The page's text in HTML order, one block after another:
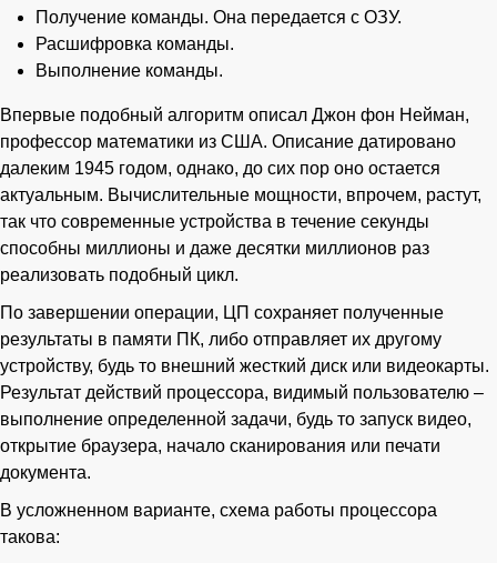
Получение команды. Она передается с ОЗУ.
Расшифровка команды.
Выполнение команды.
Впервые подобный алгоритм описал Джон фон Нейман,
профессор математики из США. Описание датировано
далеким 1945 годом, однако, до сих пор оно остается
актуальным. Вычислительные мощности, впрочем, растут,
так что современные устройства в течение секунды
способны миллионы и даже десятки миллионов раз
реализовать подобный цикл.
По завершении операции, ЦП сохраняет полученные
результаты в памяти ПК, либо отправляет их другому
устройству, будь то внешний жесткий диск или видеокарты.
Результат действий процессора, видимый пользователю –
выполнение определенной задачи, будь то запуск видео,
открытие браузера, начало сканирования или печати
документа.
В усложненном варианте, схема работы процессора
такова: